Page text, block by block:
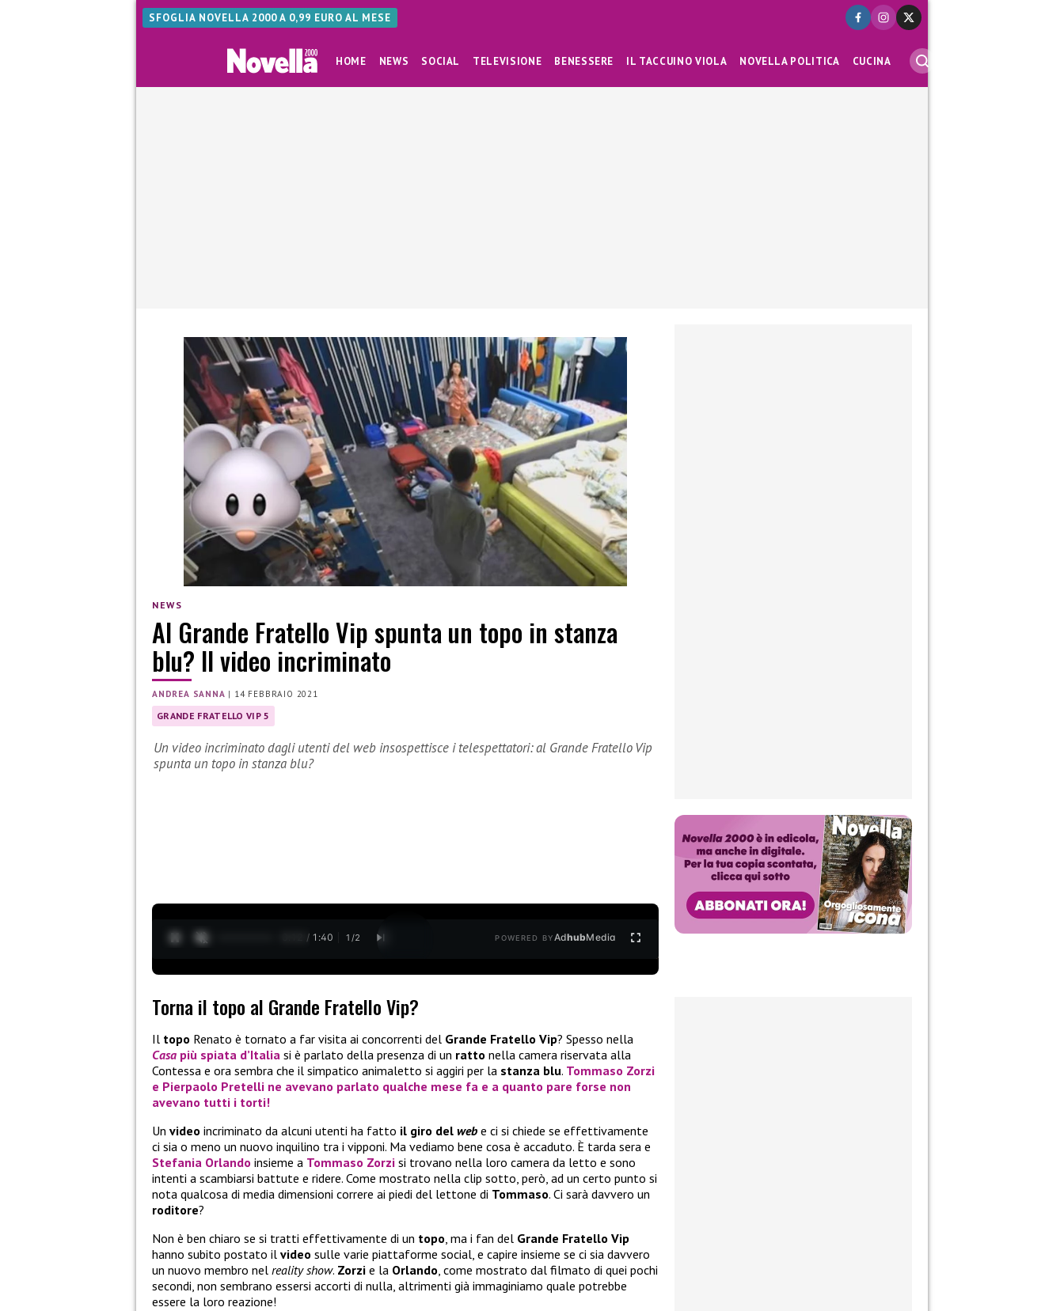
SFOGLIA NOVELLA 2000 A 0,99 EURO AL MESE
HOME NEWS SOCIAL TELEVISIONE BENESSERE IL TACCUINO VIOLA NOVELLA POLITICA CUCINA
NEWS
Al Grande Fratello Vip spunta un topo in stanza
blu? Il video incriminato
ANDREA SANNA | 14 FEBBRAIO 2021
GRANDE FRATELLO VIP 5
Un video incriminato dagli utenti del web insospettisce i telespettatori: al Grande Fratello Vip
spunta un topo in stanza blu?
0:13 / 1:40 1 /2 POWERED BYAdhubMedia
Torna il topo al Grande Fratello Vip?
Il topo Renato è tornato a far visita ai concorrenti del Grande Fratello Vip? Spesso nella
Casa più spiata d’Italia si è parlato della presenza di un ratto nella camera riservata alla
Contessa e ora sembra che il simpatico animaletto si aggiri per la stanza blu. Tommaso Zorzi
e Pierpaolo Pretelli ne avevano parlato qualche mese fa e a quanto pare forse non
avevano tutti i torti!
Un video incriminato da alcuni utenti ha fatto il giro del web e ci si chiede se effettivamente
ci sia o meno un nuovo inquilino tra i vipponi. Ma vediamo bene cosa è accaduto. È tarda sera e
Stefania Orlando insieme a Tommaso Zorzi si trovano nella loro camera da letto e sono
intenti a scambiarsi battute e ridere. Come mostrato nella clip sotto, però, ad un certo punto si
nota qualcosa di media dimensioni correre ai piedi del lettone di Tommaso. Ci sarà davvero un
roditore?
Non è ben chiaro se si tratti effettivamente di un topo, ma i fan del Grande Fratello Vip
hanno subito postato il video sulle varie piattaforme social, e capire insieme se ci sia davvero
un nuovo membro nel reality show. Zorzi e la Orlando, come mostrato dal filmato di quei pochi
secondi, non sembrano essersi accorti di nulla, altrimenti già immaginiamo quale potrebbe
essere la loro reazione!